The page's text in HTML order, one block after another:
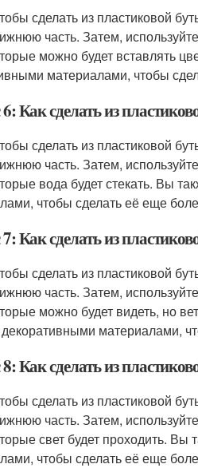
сделать из пластиковой
часть. Затем,
можно будет вставлять
материалами, чтобы
Как сделать из
сделать из пластиковой
часть. Затем,
вода будет стекать. Вы
чтобы сделать её еще
Как сделать из
сделать из пластиковой
часть. Затем,
можно будет видеть, но
материалами,
Как сделать из
сделать из пластиковой
часть. Затем,
свет будет проходить.
чтобы сделать её еще